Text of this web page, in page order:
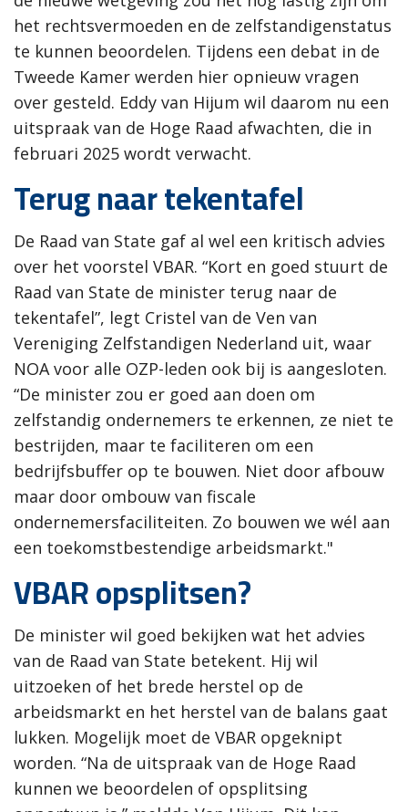
het rechtsvermoeden en de zelfstandigenstatus
te kunnen beoordelen. Tijdens een debat in de
Tweede Kamer werden hier opnieuw vragen
over gesteld. Eddy van Hijum wil daarom nu een
uitspraak van de Hoge Raad afwachten, die in
februari 2025 wordt verwacht.
Terug naar tekentafel
De Raad van State gaf al wel een kritisch advies
over het voorstel VBAR. “Kort en goed stuurt de
Raad van State de minister terug naar de
tekentafel”, legt Cristel van de Ven van
Vereniging Zelfstandigen Nederland uit, waar
NOA voor alle OZP-leden ook bij is aangesloten.
“De minister zou er goed aan doen om
zelfstandig ondernemers te erkennen, ze niet te
bestrijden, maar te faciliteren om een
bedrijfsbuffer op te bouwen. Niet door afbouw
maar door ombouw van fiscale
ondernemersfaciliteiten. Zo bouwen we wél aan
een toekomstbestendige arbeidsmarkt."
VBAR opsplitsen?
De minister wil goed bekijken wat het advies
van de Raad van State betekent. Hij wil
uitzoeken of het brede herstel op de
arbeidsmarkt en het herstel van de balans gaat
lukken. Mogelijk moet de VBAR opgeknipt
worden. “Na de uitspraak van de Hoge Raad
kunnen we beoordelen of opsplitsing